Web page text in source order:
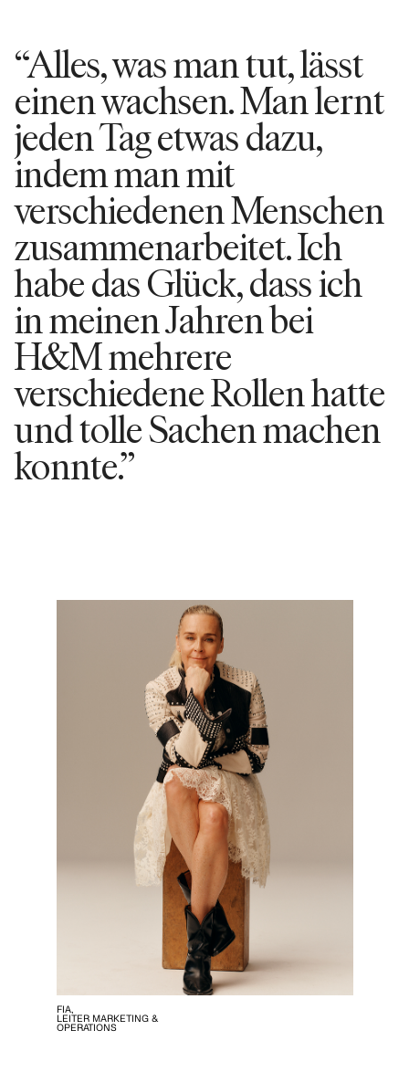
“Alles, was man tut, lässt
einen wachsen. Man lernt
jeden Tag etwas dazu,
indem man mit
verschiedenen Menschen
zusammenarbeitet. Ich
habe das Glück, dass ich
in meinen Jahren bei
H&M mehrere
verschiedene Rollen hatte
und tolle Sachen machen
konnte.”
FIA,
LEITER MARKETING &
OPERATIONS